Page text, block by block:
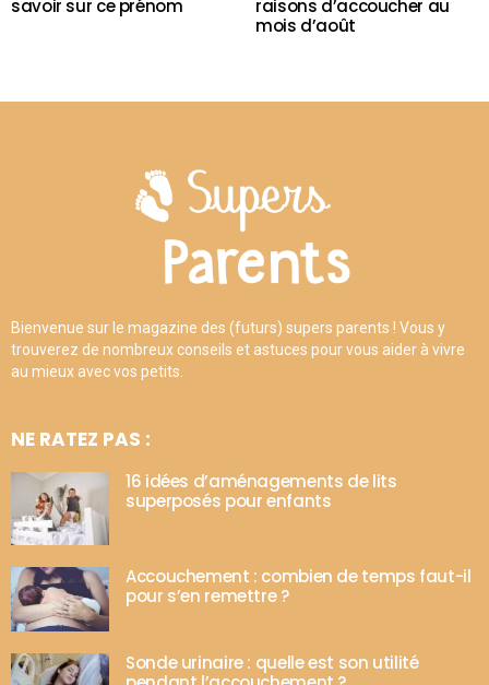
savoir sur ce prénom
raisons d’accoucher au
mois d’août
Bienvenue sur le magazine des (futurs) supers parents ! Vous y
trouverez de nombreux conseils et astuces pour vous aider à vivre
au mieux avec vos petits.
NE RATEZ PAS :
16 idées d’aménagements de lits
superposés pour enfants
Accouchement : combien de temps faut-il
pour s’en remettre ?
Sonde urinaire : quelle est son utilité